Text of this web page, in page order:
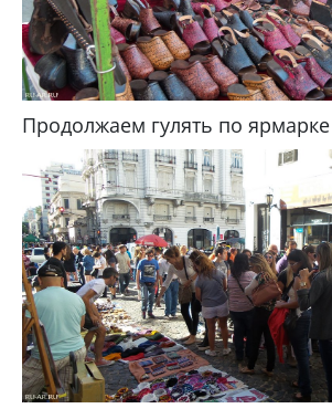
Продолжаем гулять по ярмарке